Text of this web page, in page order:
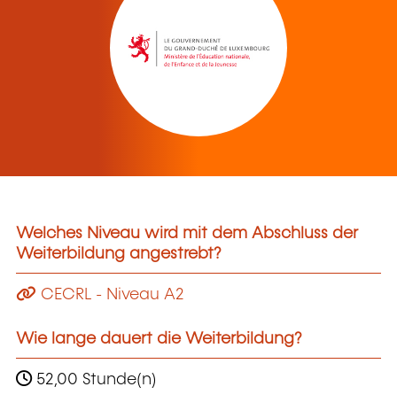
Welches Niveau wird mit dem Abschluss der
Weiterbildung angestrebt?
CECRL - Niveau A2
Wie lange dauert die Weiterbildung?
52,00 Stunde(n)